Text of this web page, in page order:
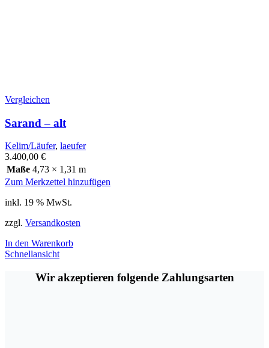
Vergleichen
Sarand – alt
Kelim/Läufer, laeufer
3.400,00 €
Maße 4,73 × 1,31 m
Zum Merkzettel hinzufügen
inkl. 19 % MwSt.
zzgl. Versandkosten
In den Warenkorb
Schnellansicht
Wir akzeptieren folgende Zahlungsarten